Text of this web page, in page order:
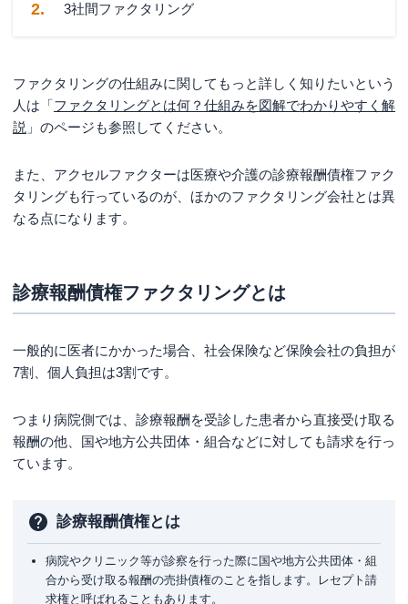
3社間ファクタリング
ファクタリングの仕組みに関してもっと詳しく知りたいという
人は「 ファクタリングとは何？仕組みを図解でわかりやすく解
説 」のページも参照してください。
また、アクセルファクターは医療や介護の診療報酬債権ファク
タリングも行っているのが、ほかのファクタリング会社とは異
なる点になります。
診療報酬債権ファクタリングとは
一般的に医者にかかった場合、社会保険など保険会社の負担が
7割、個人負担は3割です。
つまり病院側では、診療報酬を受診した患者から直接受け取る
報酬の他、国や地方公共団体・組合などに対しても請求を行っ
ています。
診療報酬債権とは
病院やクリニック等が診察を行った際に国や地方公共団体・組
合から受け取る報酬の売掛債権のことを指します。レセプト請
求権と呼ばれることもあります。